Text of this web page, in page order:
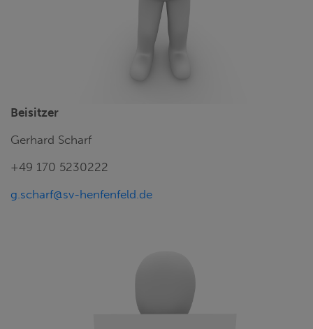
Beisitzer
Gerhard Scharf
+49 170 5230222
g.scharf@sv-henfenfeld.de